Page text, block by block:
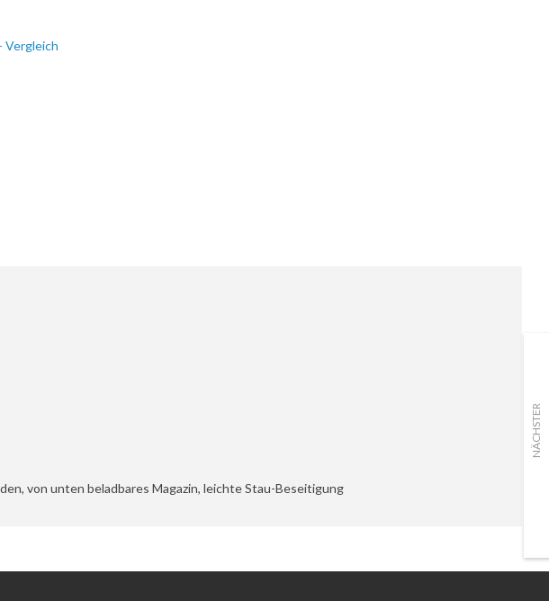
NÄCHSTER
Vergleich
von unten beladbares Magazin, leichte Stau-Beseitigung